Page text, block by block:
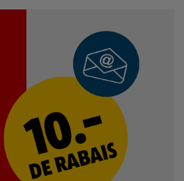
consulter notre
ce lien pour accéder à la
du fournisseur :